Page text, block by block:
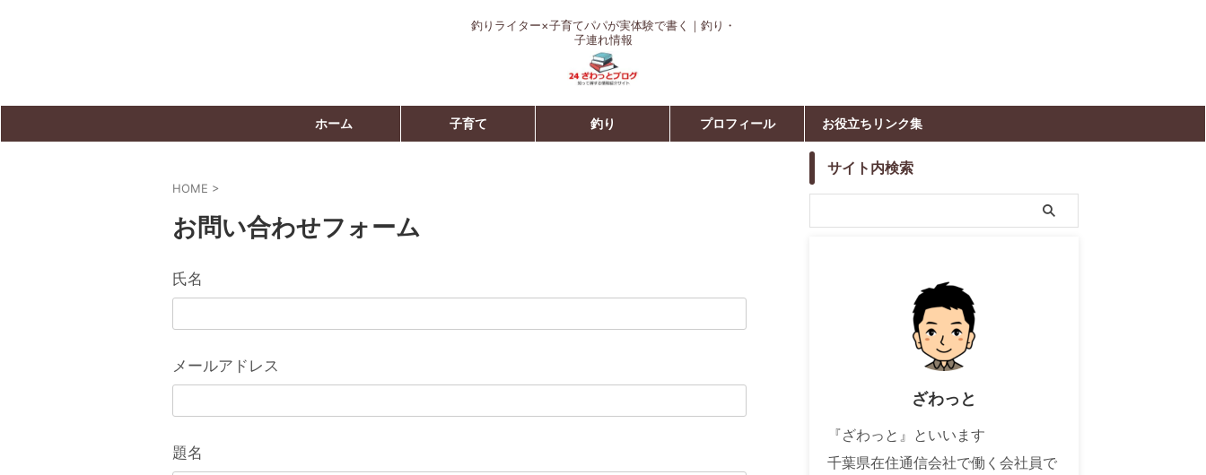
釣りライター×子育てパパが実体験で書く｜釣り・
子連れ情報
ホーム 子育て 釣り プロフィール お役立ちリンク集
HOME >
お問い合わせフォーム
氏名
メールアドレス
題名
サイト内検索
ざわっと
『ざわっと』といいます
千葉県在住通信会社で働く会社員で